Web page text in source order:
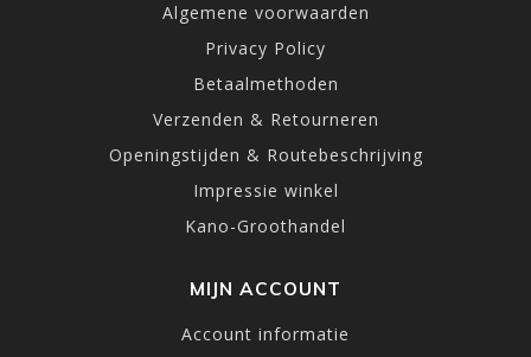
Algemene voorwaarden
Privacy Policy
Betaalmethoden
Verzenden & Retourneren
Openingstijden & Routebeschrijving
Impressie winkel
Kano-Groothandel
MIJN ACCOUNT
Account informatie